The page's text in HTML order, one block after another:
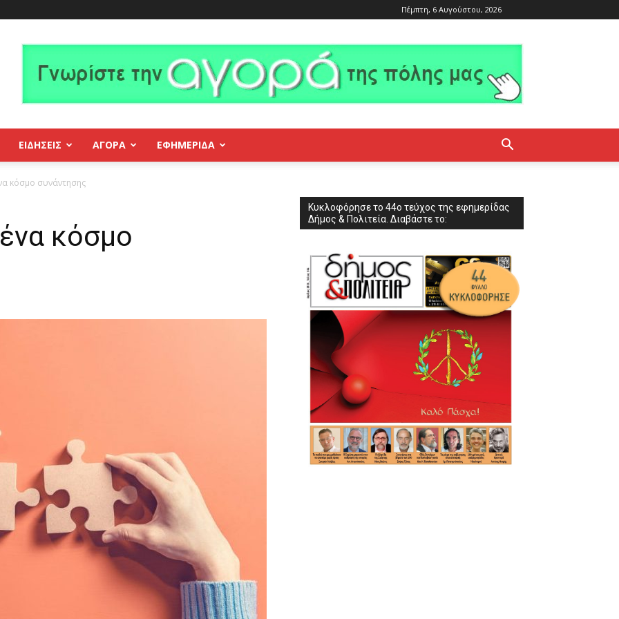
Πέμπτη, 6 Αυγούστου, 2026
ΕΙΔΗΣΕΙΣ ΑΓΟΡΑ ΕΦΗΜΕΡΊΔΑ
κόσμο συνάντησης
κόσμο
Κυκλοφόρησε το 44ο τεύχος της εφημερίδας
Δήμος & Πολιτεία. Διαβάστε το: